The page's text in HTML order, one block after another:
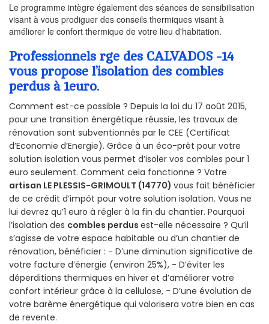
Le programme intègre également des séances de sensibilisation
visant à vous prodiguer des conseils thermiques visant à
améliorer le confort thermique de votre lieu d'habitation.
Professionnels rge des CALVADOS -14
vous propose l’isolation des combles
perdus à 1euro.
Comment est-ce possible ? Depuis la loi du 17 août 2015,
pour une transition énergétique réussie, les travaux de
rénovation sont subventionnés par le CEE (Certificat
d’Economie d’Energie). Grâce à un éco-prêt pour votre
solution isolation vous permet d’isoler vos combles pour 1
euro seulement. Comment cela fonctionne ? Votre
artisan LE PLESSIS-GRIMOULT (14770) vous fait bénéficier
de ce crédit d’impôt pour votre solution isolation. Vous ne
lui devrez qu’1 euro à régler à la fin du chantier. Pourquoi
l’isolation des combles perdus est-elle nécessaire ? Qu’il
s’agisse de votre espace habitable ou d’un chantier de
rénovation, bénéficier : - D’une diminution significative de
votre facture d’énergie (environ 25%), - D’éviter les
déperditions thermiques en hiver et d’améliorer votre
confort intérieur grâce à la cellulose, - D’une évolution de
votre barème énergétique qui valorisera votre bien en cas
de revente.